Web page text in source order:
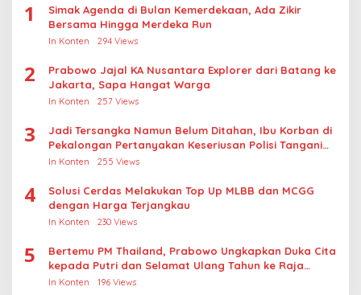
1
Simak Agenda di Bulan Kemerdekaan, Ada Zikir
Bersama Hingga Merdeka Run
In Konten 294 Views
2
Prabowo Jajal KA Nusantara Explorer dari Batang ke
Jakarta, Sapa Hangat Warga
In Konten 257 Views
3
Jadi Tersangka Namun Belum Ditahan, Ibu Korban di
Pekalongan Pertanyakan Keseriusan Polisi Tangani
Kasus Rudapksa Sampai Anaknya Hamil
In Konten 255 Views
4
Solusi Cerdas Melakukan Top Up MLBB dan MCGG
dengan Harga Terjangkau
In Konten 230 Views
5
Bertemu PM Thailand, Prabowo Ungkapkan Duka Cita
kepada Putri dan Selamat Ulang Tahun ke Raja
Thailand
In Konten 196 Views